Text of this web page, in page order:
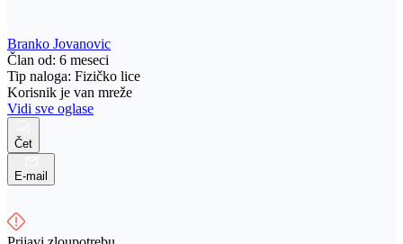
Branko Jovanovic
Član od: 6 meseci
Tip naloga: Fizičko lice
Korisnik je van mreže
Vidi sve oglase
Čet
E-mail